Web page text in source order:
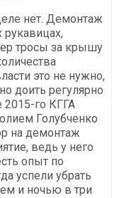
нет. Демонтаж
рукавицах,
тросы за крышу
это не нужно,
доить регулярно
2015-го КГГА
Голубченко
на демонтаж
ведь у него
опыт по
успели убрать
и ночью в три